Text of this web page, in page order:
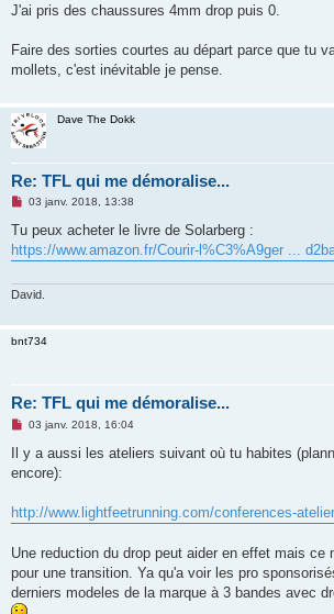
n
l
u
J'ai pris des chaussures 4mm drop puis 0.
Faire des sorties courtes au départ parce que tu
mollets, c'est inévitable je pense.
Dave The Dokk
Re: TFL qui me démoralise...
M
s
a
n
u
03 janv. 2018, 13:38
Tu peux acheter le livre de Solarberg :
https://www.amazon.fr/Courir-l%C3%A9ger ...
David.
bnt734
Re: TFL qui me démoralise...
M
s
s
a
n
l
u
03 janv. 2018, 16:04
Il y a aussi les ateliers suivant où tu habites
encore):
http://www.lightfeetrunning.com/conferences-
Une reduction du drop peut aider en effet mais ce
pour une transition. Ya qu'a voir les pro
derniers modeles de la marque à 3 bandes avec